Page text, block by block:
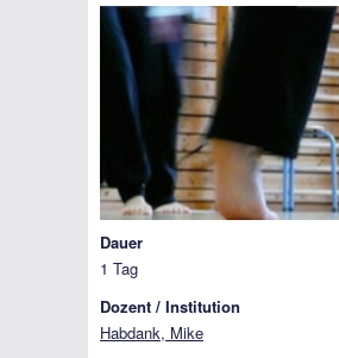
Dauer
1 Tag
Dozent / Institution
Habdank, Mike